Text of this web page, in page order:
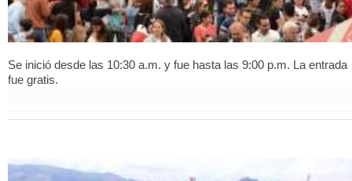
Se inició desde las 10:30 a.m. y fue hasta las 9:00 p.m. La entrada
fue gratis.